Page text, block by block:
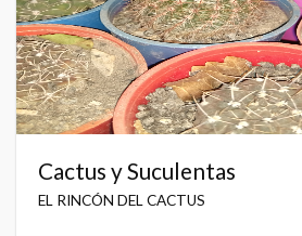
Cactus y Suculentas
EL RINCÓN DEL CACTUS